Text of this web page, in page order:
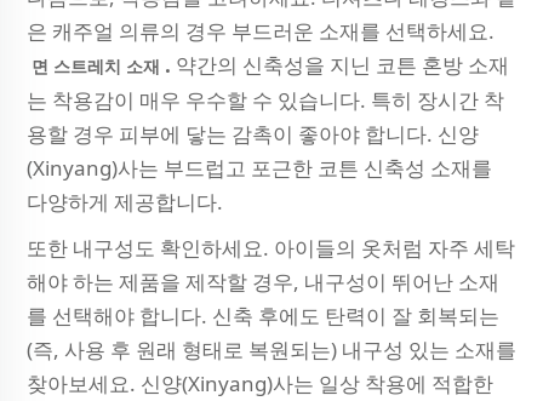
은 캐주얼 의류의 경우 부드러운 소재를 선택하세요.
면 스트레치 소재 . 약간의 신축성을 지닌 코튼 혼방 소재
는 착용감이 매우 우수할 수 있습니다. 특히 장시간 착
용할 경우 피부에 닿는 감촉이 좋아야 합니다. 신양
(Xinyang)사는 부드럽고 포근한 코튼 신축성 소재를
다양하게 제공합니다.
또한 내구성도 확인하세요. 아이들의 옷처럼 자주 세탁
해야 하는 제품을 제작할 경우, 내구성이 뛰어난 소재
를 선택해야 합니다. 신축 후에도 탄력이 잘 회복되는
(즉, 사용 후 원래 형태로 복원되는) 내구성 있는 소재를
찾아보세요. 신양(Xinyang)사는 일상 착용에 적합한